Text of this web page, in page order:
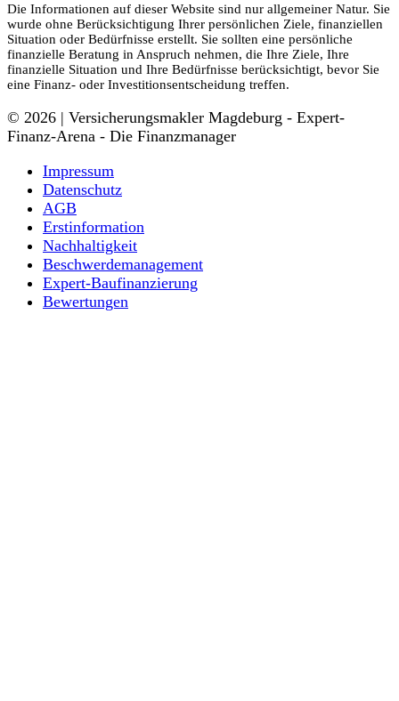
Die Informationen auf dieser Website sind nur allgemeiner Natur. Sie
wurde ohne Berücksichtigung Ihrer persönlichen Ziele, finanziellen
Situation oder Bedürfnisse erstellt. Sie sollten eine persönliche
finanzielle Beratung in Anspruch nehmen, die Ihre Ziele, Ihre
finanzielle Situation und Ihre Bedürfnisse berücksichtigt, bevor Sie
eine Finanz- oder Investitionsentscheidung treffen.
© 2026 | Versicherungsmakler Magdeburg - Expert-
Finanz-Arena - Die Finanzmanager
Impressum
Datenschutz
AGB
Erstinformation
Nachhaltigkeit
Beschwerdemanagement
Expert-Baufinanzierung
Bewertungen